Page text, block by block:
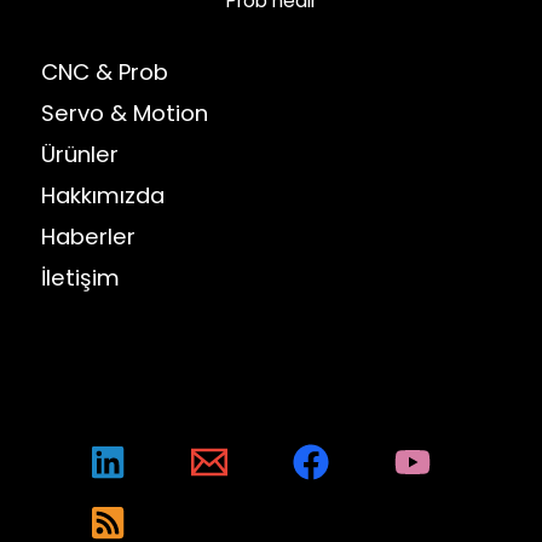
CNC & Prob
Servo & Motion
Ürünler
Hakkımızda
Haberler
İletişim